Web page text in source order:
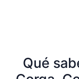
Qué